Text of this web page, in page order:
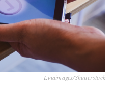
Linaimages/Shutterstock